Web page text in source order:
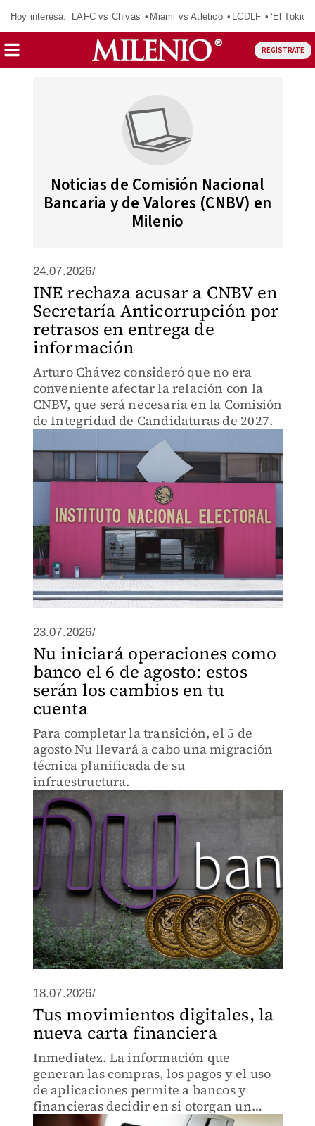
Hoy interesa: LAFC vs Chivas Miami vs Atlético LCDLF ‘El Tokio’
REGÍSTRATE
Noticias de Comisión Nacional
Bancaria y de Valores (CNBV) en
Milenio
24.07.2026/
INE rechaza acusar a CNBV en
Secretaría Anticorrupción por
retrasos en entrega de
información
Arturo Chávez consideró que no era
conveniente afectar la relación con la
CNBV, que será necesaria en la Comisión
de Integridad de Candidaturas de 2027.
23.07.2026/
Nu iniciará operaciones como
banco el 6 de agosto: estos
serán los cambios en tu
cuenta
Para completar la transición, el 5 de
agosto Nu llevará a cabo una migración
técnica planificada de su
infraestructura.
18.07.2026/
Tus movimientos digitales, la
nueva carta financiera
Inmediatez. La información que
generan las compras, los pagos y el uso
de aplicaciones permite a bancos y
financieras decidir en si otorgan un